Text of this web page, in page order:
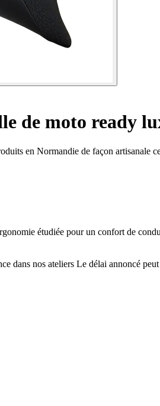
de moto ready
en Normandie de façon artisanale
étudiée pour un confort de
dans nos ateliers Le délai annoncé